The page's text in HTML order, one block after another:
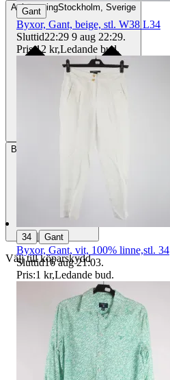
AvhämtningStockholm, Sverige
Betalning
Välj till köparskydd
Gant
Byxor, Gant, beige, stl. W38 L34
Sluttid22:29 9 aug 22:29.
Pris:12 kr,Ledande bud.
34 | Gant
Byxor, Gant, vit, 100% linne,stl. 34
Sluttid16 aug 21:03.
Pris:1 kr,Ledande bud.